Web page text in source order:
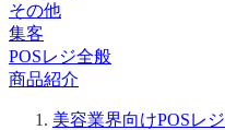
その他
集客
POSレジ全般
商品紹介